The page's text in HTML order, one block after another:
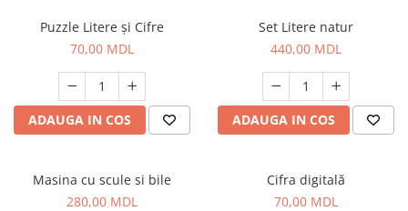
Puzzle Litere şi Cifre
70,00 MDL
ADAUGA IN COS
Set Litere natur
440,00 MDL
ADAUGA IN COS
Masina cu scule si bile
280,00 MDL
Cifra digitală
70,00 MDL